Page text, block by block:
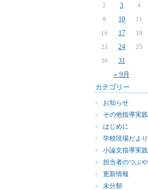
« 9月
2
3 4
9
10 11
16
17 18
23
24 25
30
31
カテゴリー
お知らせ
その他指導実践
はじめに
学校現場だより
小論文指導実践
担当者のつぶや
更新情報
未分類